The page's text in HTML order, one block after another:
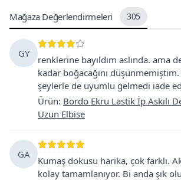
Mağaza Değerlendirmeleri 305
GY
renklerine bayıldım aslında. ama
kadar boğacağını
şeylerle de uyumlu gelmedi iade
Ürün: Bordo Ekru Lastik İp Askılı
Uzun Elbise
GA
Kumaş dokusu harika, çok farklı.
kolay tamamlanıyor. Bi anda şık